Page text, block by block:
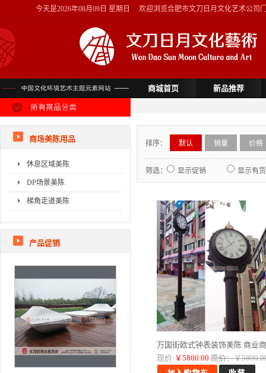
今天是2026年08月09日 星期日 欢迎浏览合肥市文刀日月文化艺术公司
商城首页 新品推荐
商场美陈用品
休息区域美陈
DP场景美陈
梯角走道美陈
产品促销
排序： 默认 销量 价格
筛选： 显示促销 显示有货
万国街欧式钟表装饰美陈 商业
现价: ￥5800.00 原价：￥